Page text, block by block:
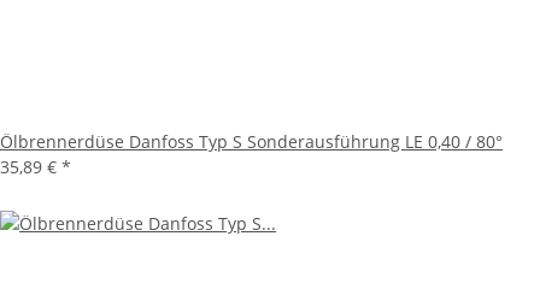
Ölbrennerdüse Danfoss Typ S Sonderausführung LE 0,40 / 80°
35,89 € *